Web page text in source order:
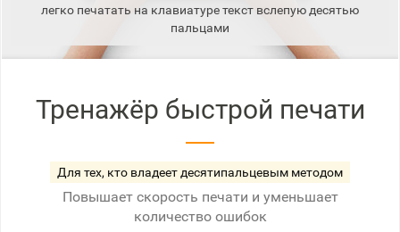
легко печатать на клавиатуре текст вслепую десятью
пальцами
Тренажёр быстрой печати
Для тех, кто владеет десятипальцевым методом
Повышает скорость печати и уменьшает
количество ошибок